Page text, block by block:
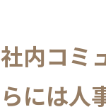
社内コミ
らには人